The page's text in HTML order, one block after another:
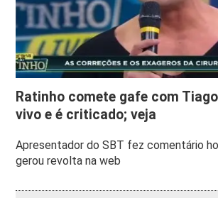
Ratinho comete gafe com
vivo e é criticado; veja
Apresentador do SBT fez comentário
gerou revolta na web